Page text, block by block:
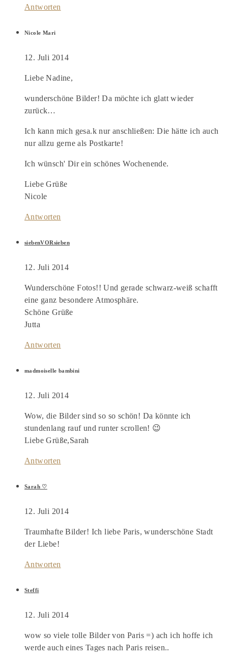
Antworten
Nicole Mari
12. Juli 2014
Liebe Nadine,
wunderschöne Bilder! Da möchte ich glatt wieder
zurück…
Ich kann mich gesa.k nur anschließen: Die hätte ich auch
nur allzu gerne als Postkarte!
Ich wünsch' Dir ein schönes Wochenende.
Liebe Grüße
Nicole
Antworten
siebenVORsieben
12. Juli 2014
Wunderschöne Fotos!! Und gerade schwarz-weiß schafft
eine ganz besondere Atmosphäre.
Schöne Grüße
Jutta
Antworten
madmoiselle bambini
12. Juli 2014
Wow, die Bilder sind so so schön! Da könnte ich
stundenlang rauf und runter scrollen! 😉
Liebe Grüße,Sarah
Antworten
Sarah ♡
12. Juli 2014
Traumhafte Bilder! Ich liebe Paris, wunderschöne Stadt
der Liebe!
Antworten
Steffi
12. Juli 2014
wow so viele tolle Bilder von Paris =) ach ich hoffe ich
werde auch eines Tages nach Paris reisen..